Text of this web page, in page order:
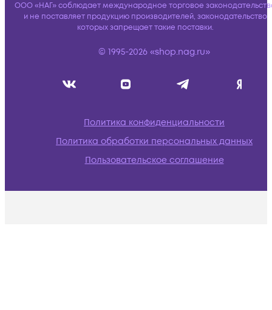
ООО «НАГ» соблюдает международное торговое
и не поставляет продукцию производителей, законодательство
которых запрещает такие поставки.
© 1995-2026 «shop.nag.ru»
Политика конфиденциальности
Политика обработки персональных данных
Пользовательское соглашение